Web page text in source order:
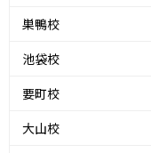
巣鴨校
池袋校
要町校
大山校